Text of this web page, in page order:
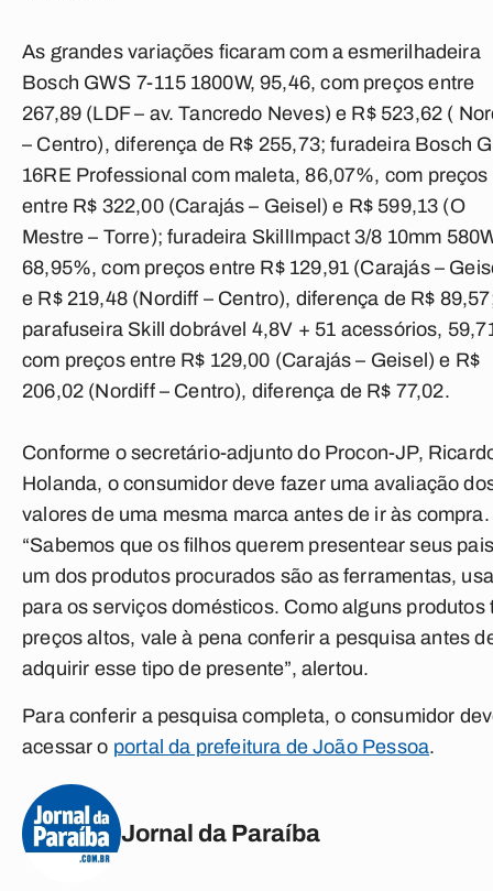
As grandes variações ficaram com a esmerilhadeira
Bosch GWS 7-115 1800W, 95,46, com preços entre
267,89 (LDF – av. Tancredo Neves) e R$ 523,62 (
– Centro), diferença de R$ 255,73; furadeira Bosch
16RE Professional com maleta, 86,07%, com preços
entre R$ 322,00 (Carajás – Geisel) e R$ 599,13 (O
Mestre – Torre); furadeira SkillImpact 3/8 10mm
68,95%, com preços entre R$ 129,91 (Carajás –
e R$ 219,48 (Nordiff – Centro), diferença de R$
parafuseira Skill dobrável 4,8V + 51 acessórios,
com preços entre R$ 129,00 (Carajás – Geisel) e R$
206,02 (Nordiff – Centro), diferença de R$ 77,02.
Conforme o secretário-adjunto do Procon-JP,
Holanda, o consumidor deve fazer uma avaliação
valores de uma mesma marca antes de ir às compra.
“Sabemos que os filhos querem presentear seus
um dos produtos procurados são as ferramentas,
para os serviços domésticos. Como alguns produtos
preços altos, vale à pena conferir a pesquisa antes
adquirir esse tipo de presente”, alertou.
Para conferir a pesquisa completa, o consumidor
acessar o portal da prefeitura de João Pessoa.
Jornal da Paraíba